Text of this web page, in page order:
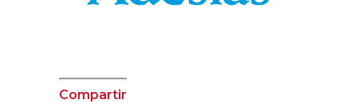
Compartir